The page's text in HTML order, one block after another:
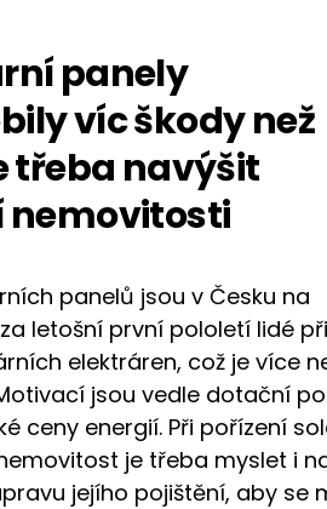
panely
víc škody než
třeba navýšit
nemovitosti
panelů jsou v Česku na
letošní první pololetí lidé
elektráren, což je více
jsou vedle dotační
ceny energií. Při pořízení
je třeba myslet i
jejího pojištění, aby se